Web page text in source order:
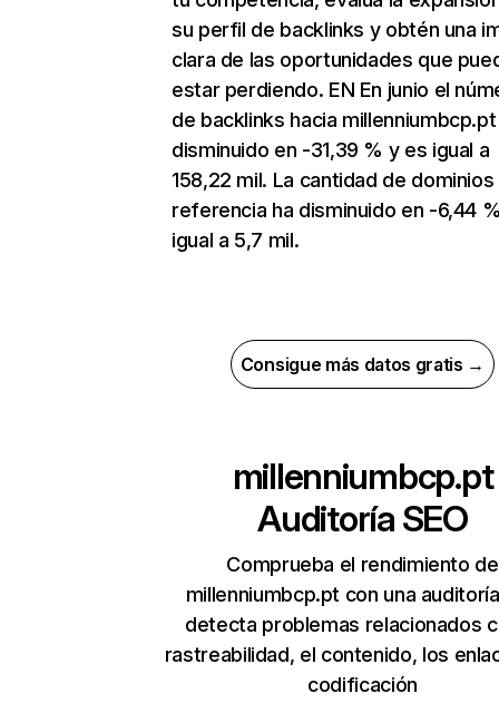
su perfil de backlinks y obtén una
clara de las oportunidades que
estar perdiendo. EN En junio el
de backlinks hacia millenniumbcp.pt
disminuido en -31,39 % y es igual a
158,22 mil. La cantidad de
referencia ha disminuido en -6,44
igual a 5,7 mil.
Consigue más datos gratis →
millenniumbcp.pt
Auditoría SEO
Comprueba el rendimiento de
millenniumbcp.pt con una
detecta problemas relacionados
rastreabilidad, el contenido, los
codificación